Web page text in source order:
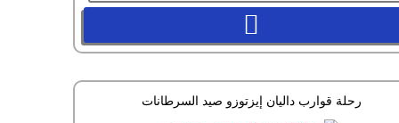
رحلة قوارب داليان إيزتوزو صيد السرطانات